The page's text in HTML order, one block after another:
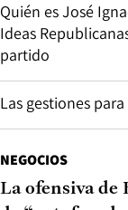
Quién es José
Ideas
partido
Las gestiones
NEGOCIOS
La ofensiva de